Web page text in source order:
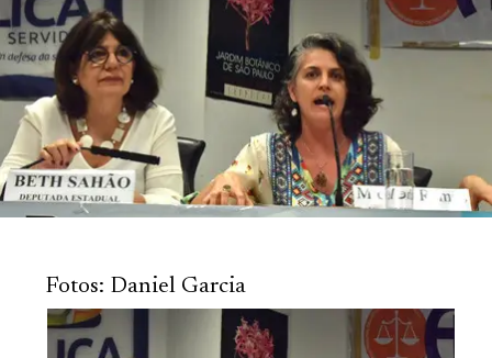
Fotos: Daniel Garcia